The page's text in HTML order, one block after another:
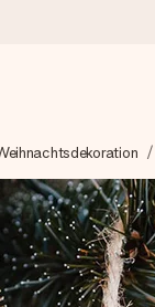
schicken es